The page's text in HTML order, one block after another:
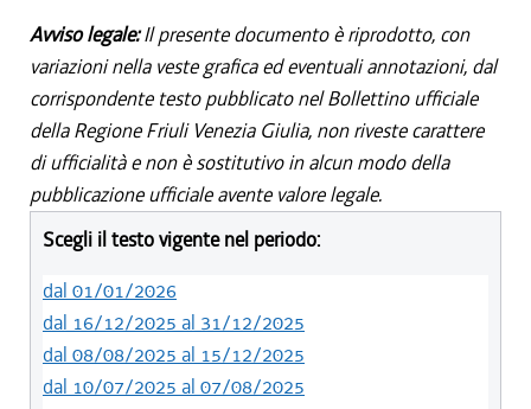
Avviso legale:Il presente documento è riprodotto, con
variazioni nella veste grafica ed eventuali annotazioni, dal
corrispondente testo pubblicato nel Bollettino ufficiale
della Regione Friuli Venezia Giulia, non riveste carattere
di ufficialità e non è sostitutivo in alcun modo della
pubblicazione ufficiale avente valore legale.
Scegli il testo vigente nel periodo:
dal 01/01/2026
dal 16/12/2025 al 31/12/2025
dal 08/08/2025 al 15/12/2025
dal 10/07/2025 al 07/08/2025